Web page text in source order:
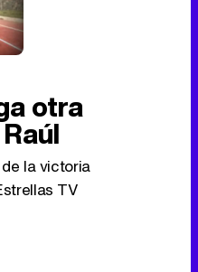
otra
la victoria
TV